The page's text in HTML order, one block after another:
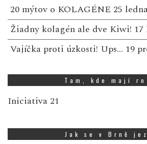
20 mýtov o KOLAGÉNE 25
Žiadny kolagén ale dve Kiwi! 17
Vajíčka proti úzkosti! Ups… 19
Tam, kde mají
Iniciativa 21
Jak se v Brně